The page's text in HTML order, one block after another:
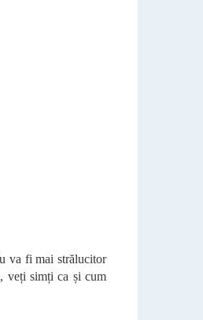
va fi mai strălucitor
veți simți ca și cum